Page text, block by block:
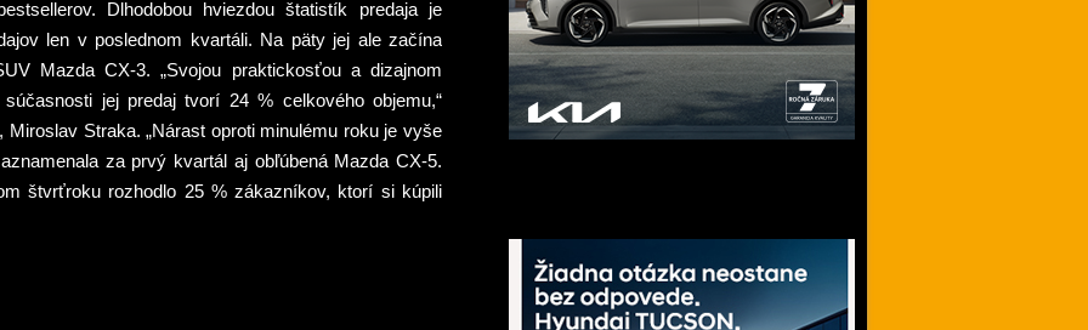
Dlhodobou hviezdou štatistík predaja je
len v poslednom kvartáli. Na päty jej ale začína
Mazda CX-3. „Svojou praktickosťou a dizajnom
jej predaj tvorí 24 % celkového objemu,“
Straka. „Nárast oproti minulému roku je vyše
za prvý kvartál aj obľúbená Mazda CX-5.
štvrťroku rozhodlo 25 % zákazníkov, ktorí si kúpili